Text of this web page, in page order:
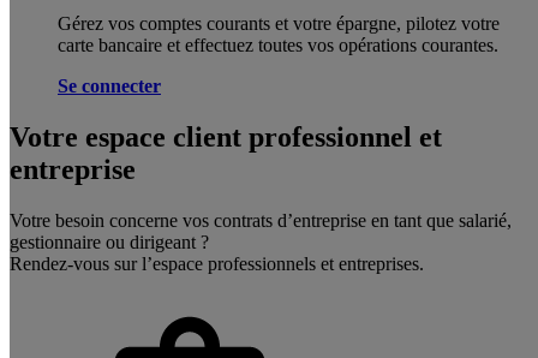
Gérez vos comptes courants et votre épargne, pilotez votre
carte bancaire et effectuez toutes vos opérations courantes.
Se connecter
Votre espace client professionnel et
entreprise
Votre besoin concerne vos contrats d’entreprise en tant que salarié,
gestionnaire ou dirigeant ?
Rendez-vous sur l’espace professionnels et entreprises.